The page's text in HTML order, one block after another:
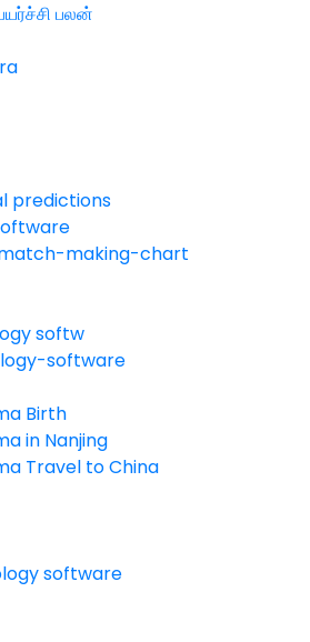
பலன்
predictions
making-chart
softw
software
Birth
in Nanjing
Travel to China
software